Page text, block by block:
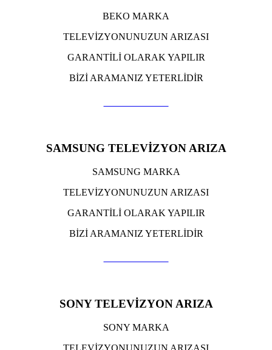
BEKO MARKA
TELEVİZYONUNUZUN ARIZASI
GARANTİLİ OLARAK YAPILIR
BİZİ ARAMANIZ YETERLİDİR
SAMSUNG TELEVİZYON ARIZA
SAMSUNG MARKA
TELEVİZYONUNUZUN ARIZASI
GARANTİLİ OLARAK YAPILIR
BİZİ ARAMANIZ YETERLİDİR
SONY TELEVİZYON ARIZA
SONY MARKA
TELEVİZYONUNUZUN ARIZASI